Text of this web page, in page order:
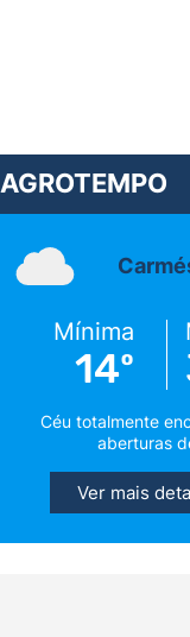
AGROTEMPO
Mínima
14º
Céu totalmente
aberturas
Ver mais